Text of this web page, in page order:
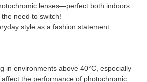
lenses—perfect both indoors
need to switch!
style as a fashion statement.
in environments above 40°C, especially
the performance of photochromic